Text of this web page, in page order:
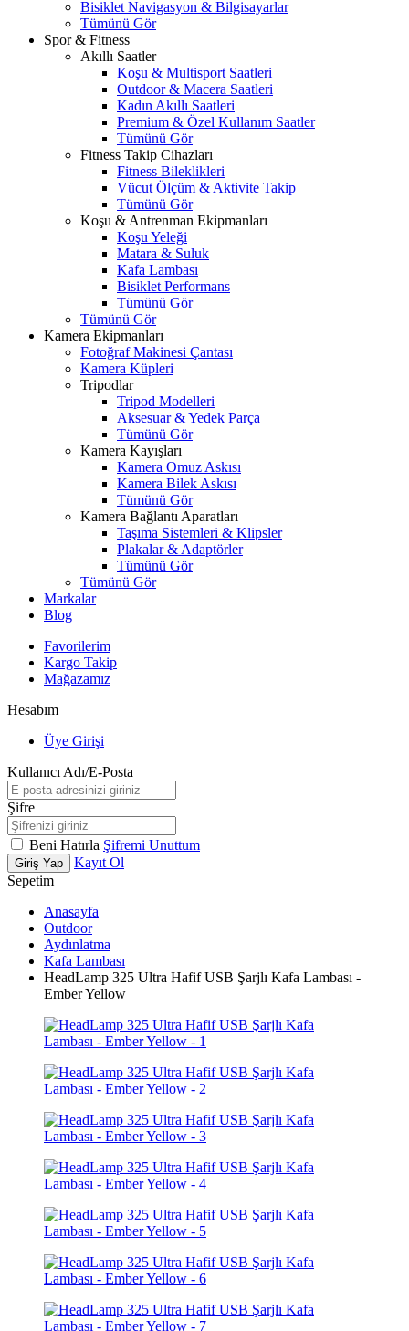
Bisiklet Navigasyon & Bilgisayarlar
Tümünü Gör
Spor & Fitness
Akıllı Saatler
Koşu & Multisport Saatleri
Outdoor & Macera Saatleri
Kadın Akıllı Saatleri
Premium & Özel Kullanım Saatler
Tümünü Gör
Fitness Takip Cihazları
Fitness Bileklikleri
Vücut Ölçüm & Aktivite Takip
Tümünü Gör
Koşu & Antrenman Ekipmanları
Koşu Yeleği
Matara & Suluk
Kafa Lambası
Bisiklet Performans
Tümünü Gör
Tümünü Gör
Kamera Ekipmanları
Fotoğraf Makinesi Çantası
Kamera Küpleri
Tripodlar
Tripod Modelleri
Aksesuar & Yedek Parça
Tümünü Gör
Kamera Kayışları
Kamera Omuz Askısı
Kamera Bilek Askısı
Tümünü Gör
Kamera Bağlantı Aparatları
Taşıma Sistemleri & Klipsler
Plakalar & Adaptörler
Tümünü Gör
Tümünü Gör
Markalar
Blog
Favorilerim
Kargo Takip
Mağazamız
Hesabım
Üye Girişi
Kullanıcı Adı/E-Posta
Şifre
Beni Hatırla Şifremi Unuttum
Giriş Yap
Kayıt Ol
Sepetim
Anasayfa
Outdoor
Aydınlatma
Kafa Lambası
HeadLamp 325 Ultra Hafif USB Şarjlı Kafa Lambası -
Ember Yellow